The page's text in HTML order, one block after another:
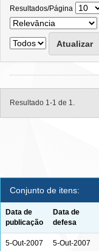
Resultados/Página
Resultado 1-1 de 1.
Conjunto de itens:
Data de
publicação
Data de
defesa
5-Out-2007 5-Out-2007